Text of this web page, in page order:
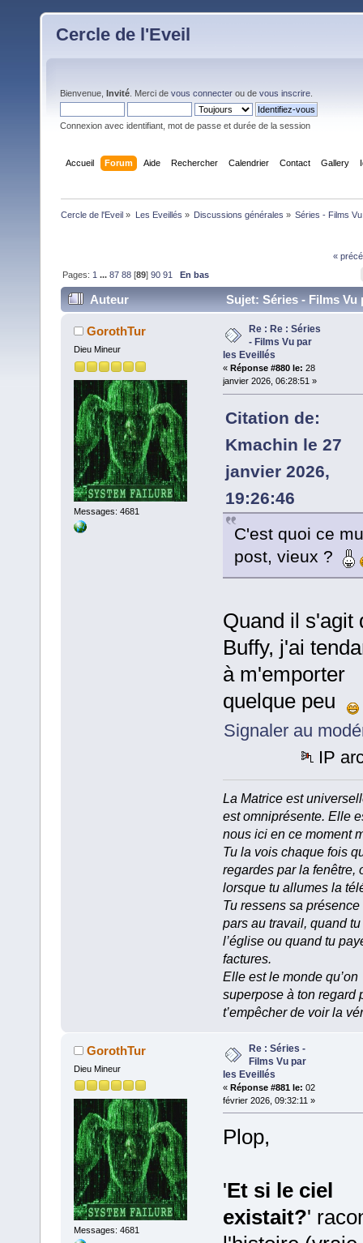
Cercle de l'Eveil
Bienvenue, Invité . Merci de vous connecter ou de vous inscrire
Connexion avec identifiant, mot de passe et durée de la session
Accueil Forum Aide Rechercher Calendrier Contact Gallery
Cercle de l'Eveil » Les Eveillés » Discussions générales » Séries - Films
«
Pages: 1 ...87 88 [89]90 91 En bas
Auteur
Sujet: Séries - Films Vu
Eveillés (Lu 1651096 fois)
GorothTur
Dieu Mineur
Messages: 4681
Re : Re : Séries
- Films Vu par
les Eveillés
« Réponse #880 le: 28
janvier 2026, 06:28:51 »
Citation de:
Kmachin le 27
janvier 2026,
19:26:46
C'est quoi ce
post, vieux ?
Quand il s'agit
Buffy, j'ai
à m'emporter
quelque peu
Signaler au
IP
La Matrice est
est omniprésente. Elle
nous ici en ce moment
Tu la vois chaque fois
regardes par la fenêtre,
lorsque tu allumes la
Tu ressens sa
pars au travail, quand
l’église ou quand tu
factures.
Elle est le monde qu’on
superpose à ton regard
t’empêcher de voir la
GorothTur
Dieu Mineur
Messages: 4681
Re : Séries -
Films Vu par
les Eveillés
« Réponse #881 le: 02
février 2026, 09:32:11 »
Plop,
'Et si le ciel
existait?'